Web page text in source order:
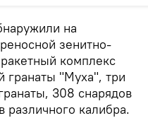
на
зенитно-
комплекс
гранаты "Муха", три
308 снарядов
различного калибра.